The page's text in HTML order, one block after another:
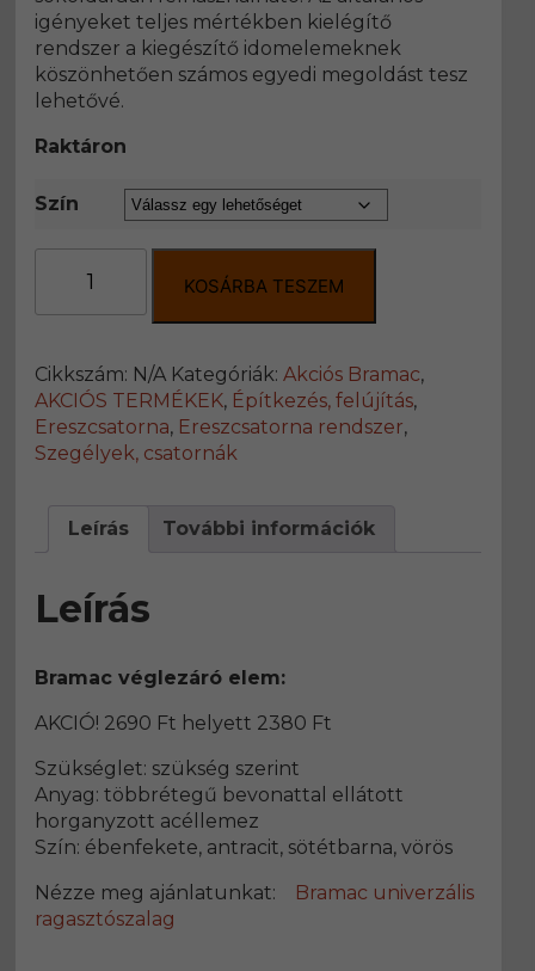
igényeket teljes mértékben kielégítő
rendszer a kiegészítő idomelemeknek
köszönhetően számos egyedi megoldást tesz
lehetővé.
Raktáron
Szín
véglezáró
elem
KOSÁRBA TESZEM
Cikkszám: N/A Kategóriák:Akciós Bramac,
AKCIÓS TERMÉKEK, Építkezés, felújítás,
Ereszcsatorna, Ereszcsatorna rendszer,
Szegélyek, csatornák
Leírás További információk
Leírás
Bramac véglezáró elem:
AKCIÓ! 2690 Ft helyett 2380 Ft
Szükséglet: szükség szerint
Anyag: többrétegű bevonattal ellátott
horganyzott acéllemez
Szín: ébenfekete, antracit, sötétbarna, vörös
Nézze meg ajánlatunkat: Bramac univerzális
ragasztószalag